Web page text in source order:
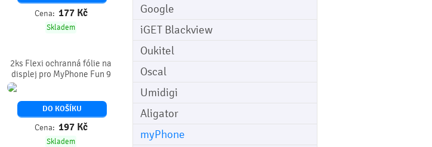
Google
iGET Blackview
Oukitel
Oscal
Umidigi
Aligator
myPhone
Cena: 177 Kč
Skladem
2ks Flexi ochranná fólie na
displej pro MyPhone Fun 9
DO KOŠÍKU
Cena: 197 Kč
Skladem